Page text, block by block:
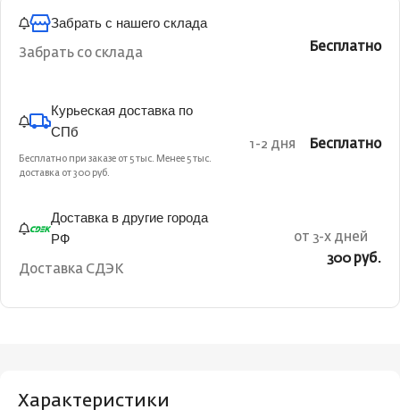
Забрать с нашего склада
Забрать со склада Бесплатно
Курьеская доставка по
СПб
Бесплатно при заказе от 5 тыс. Менее 5 тыс.
доставка от 300 руб.
1-2 дня Бесплатно
Доставка в другие города
РФ
Доставка СДЭК
от 3-х дней
300 руб.
Характеристики